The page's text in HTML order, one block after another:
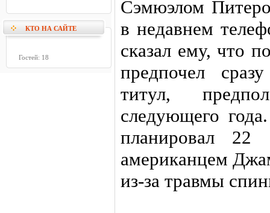
КТО НА САЙТЕ
Гостей: 18
Сэмюэлом
в недавнем
сказал ему, что
предпочел
титул,
следующего
планировал 22
американцем
из-за травмы